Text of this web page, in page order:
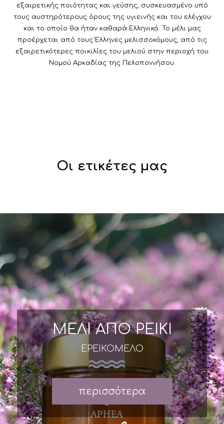
εξαιρετικής ποιότητας και γεύσης, συσκευασμένο υπό
τους αυστηρότερους όρους της υγιεινής και του ελέγχου
και το οποίο θα ήταν καθαρά Ελληνικό. Το μέλι μας
προέρχεται από τους Έλληνες μελισσοκόμους, από τις
εξαιρετικότερες ποικιλίες του μελιού στην περιοχή του
Νομού Αρκαδίας της Πελοποννήσου.
Οι ετικέτες μας
ΜΕΛΙ ΑΠΟ ΡΕΙΚΙ
ΕΡΕΙΚΟΜΕΛΟ
περισσότερα